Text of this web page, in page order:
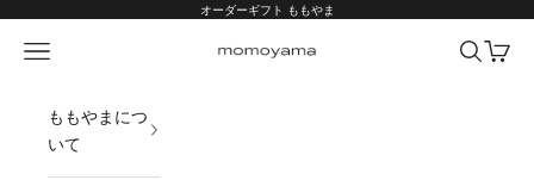
オーダーギフト ももやま
オーダーギフト ももやま 本店
メニュー 検索カート
ももやまにつ
いて